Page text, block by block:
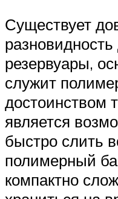
Существует
резервуары,
служит
достоинством
является
быстро слить
полимерный
компактно